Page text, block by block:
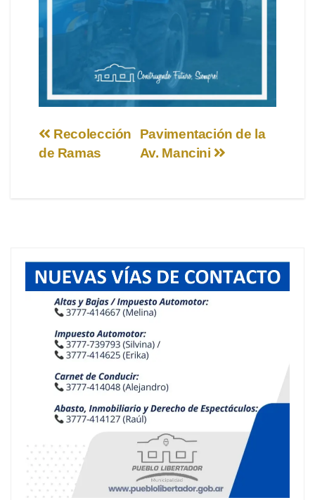
NavegaciónPavimentación de la
Av. Mancini
Recolección
de Ramas